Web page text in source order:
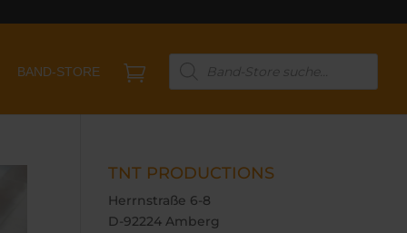
BAND-STORE 
Products
search
TNT PRODUCTIONS
Herrnstraße 6-8
D-92224 Amberg